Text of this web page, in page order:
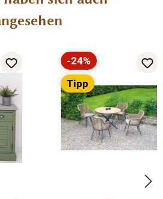
Rabatt
-24%
Tipp